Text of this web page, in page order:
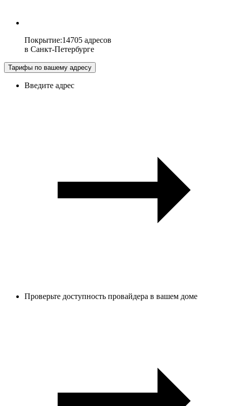
Покрытие:14705 адресов
в Санкт-Петербурге
Тарифы по вашему адресу
Введите адрес
Проверьте доступность провайдера в вашем доме